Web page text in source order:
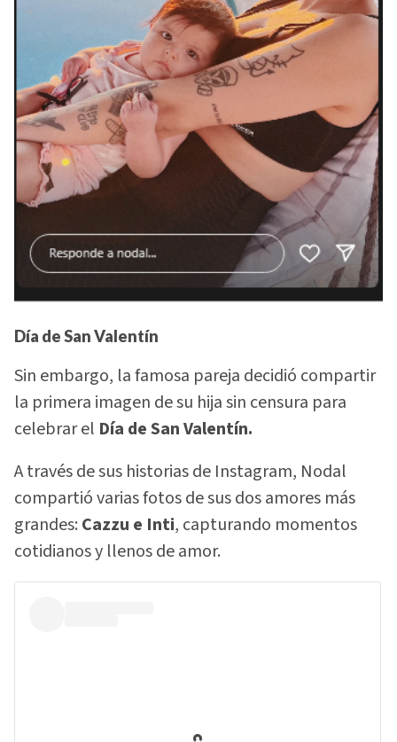
Día de San Valentín
Sin embargo, la famosa pareja decidió compartir
la primera imagen de su hija sin censura para
celebrar el Día de San Valentín.
A través de sus historias de Instagram, Nodal
compartió varias fotos de sus dos amores más
grandes: Cazzu e Inti, capturando momentos
cotidianos y llenos de amor.